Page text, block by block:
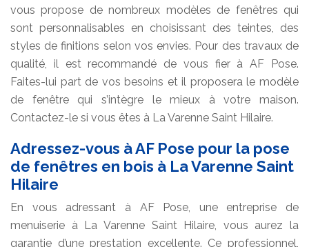
vous propose de nombreux modèles de fenêtres qui
sont personnalisables en choisissant des teintes, des
styles de finitions selon vos envies. Pour des travaux de
qualité, il est recommandé de vous fier à AF Pose.
Faites-lui part de vos besoins et il proposera le modèle
de fenêtre qui s’intègre le mieux à votre maison.
Contactez-le si vous êtes à La Varenne Saint Hilaire.
Adressez-vous à AF Pose pour la pose
de fenêtres en bois à La Varenne Saint
Hilaire
En vous adressant à AF Pose, une entreprise de
menuiserie à La Varenne Saint Hilaire, vous aurez la
garantie d’une prestation excellente. Ce professionnel,